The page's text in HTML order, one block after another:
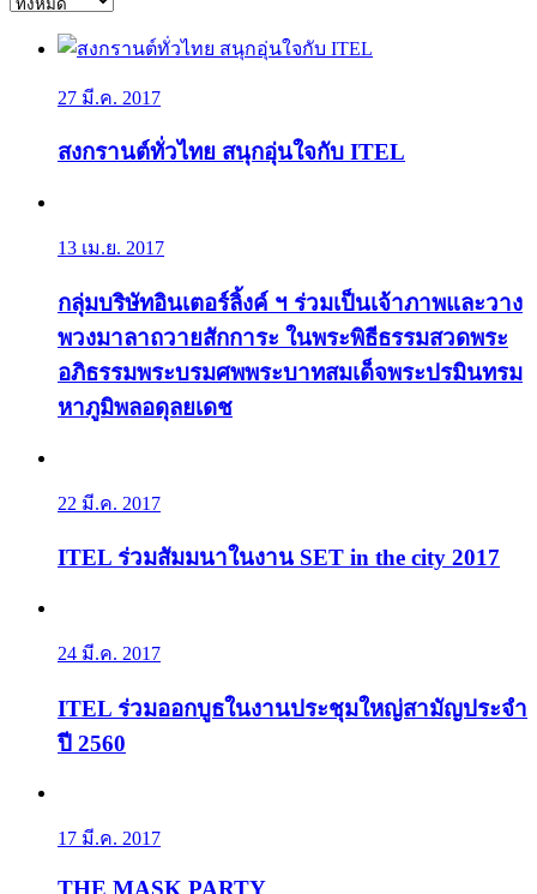
27 มี.ค. 2017
สงกรานต์ทั่วไทย สนุกอุ่นใจกับ ITEL
13 เม.ย. 2017
กลุ่มบริษัทอินเตอร์ลิ้งค์ ฯ ร่วมเป็นเจ้าภาพและวาง
พวงมาลาถวายสักการะ ในพระพิธีธรรมสวดพระ
อภิธรรมพระบรมศพพระบาทสมเด็จพระปรมินทรม
หาภูมิพลอดุลยเดช
22 มี.ค. 2017
ITEL ร่วมสัมมนาในงาน SET in the city 2017
24 มี.ค. 2017
ITEL ร่วมออกบูธในงานประชุมใหญ่สามัญประจำ
ปี 2560
17 มี.ค. 2017
THE MASK PARTY